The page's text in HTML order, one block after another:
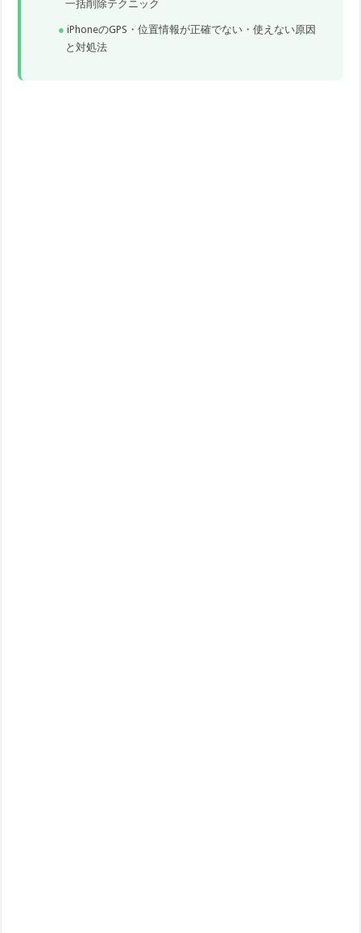
一括削除テクニック
iPhoneのGPS・位置情報が正確でない・使えない原因
と対処法